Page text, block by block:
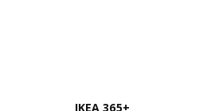
IKEA 365+